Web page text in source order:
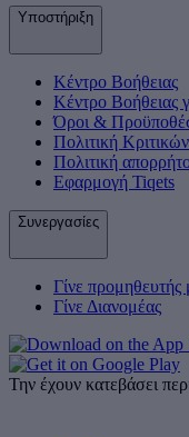
Υποστήριξη
Κέντρο Βοήθειας
Κέντρο Βοήθειας
Όροι &
Πολιτική
Πολιτική
Εφαρμογή Tiqets
Συνεργασίες
Γίνε προμηθευτής
Γίνε Διανομέας
Την έχουν κατεβάσει